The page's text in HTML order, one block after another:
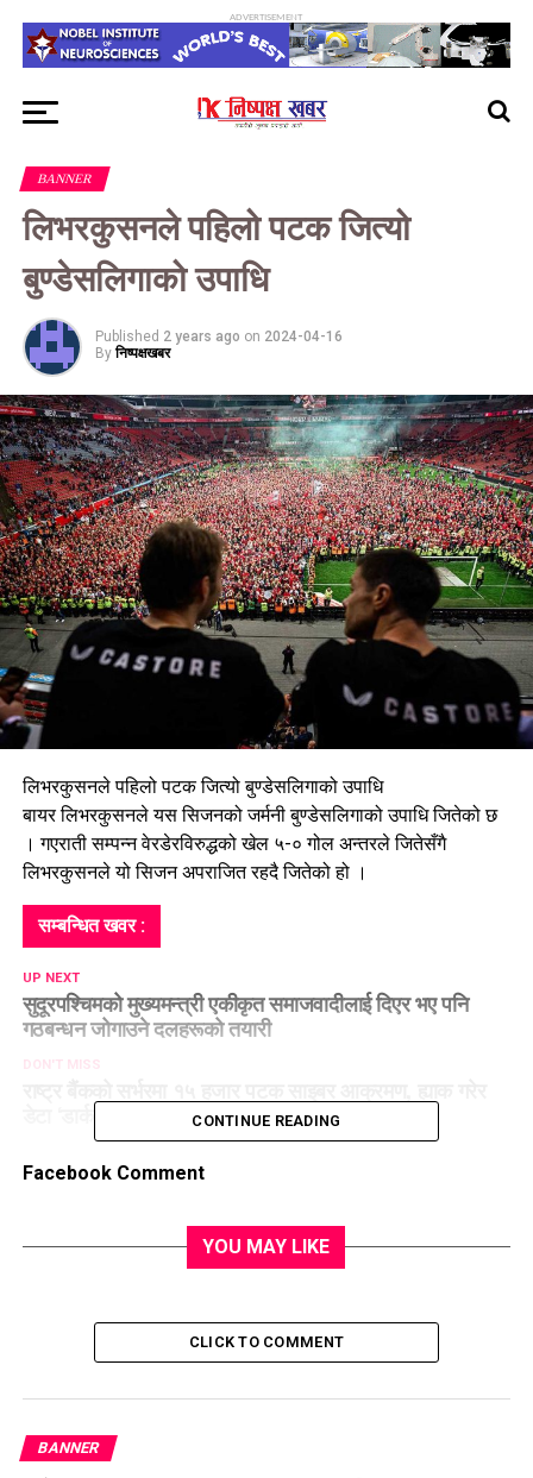
ADVERTISEMENT
BANNER
लिभरकुसनले पहिलो पटक जित्यो
बुण्डेसलिगाको उपाधि
Published 2 years ago on 2024-04-16
By निष्पक्षखबर
लिभरकुसनले पहिलो पटक जित्यो बुण्डेसलिगाको उपाधि
बायर लिभरकुसनले यस सिजनको जर्मनी बुण्डेसलिगाको उपाधि जितेको छ
। गएराती सम्पन्न वेरडेरविरुद्धको खेल ५-० गोल अन्तरले जितेसँगै
लिभरकुसनले यो सिजन अपराजित रहदै जितेको हो ।
सम्बन्धित खवर :
UP NEXT
सुदूरपश्चिमको मुख्यमन्त्री एकीकृत समाजवादीलाई दिएर भए पनि
गठबन्धन जोगाउने दलहरूको तयारी
DON'T MISS
डेटा ‘डार्क वेब’मा अक्सनCONTINUE READING
Facebook Comment
YOU MAY LIKE
CLICK TO COMMENT
BANNER